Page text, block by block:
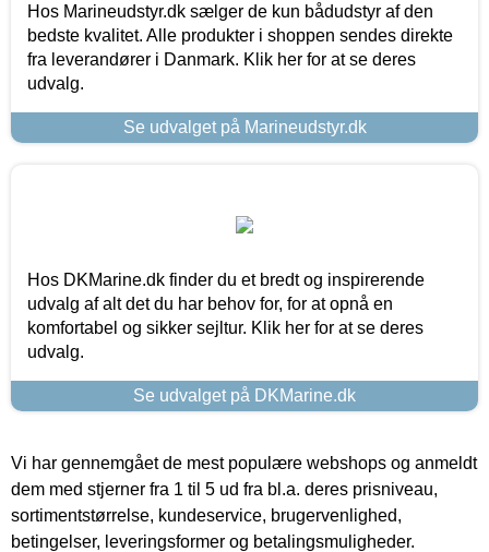
Hos Marineudstyr.dk sælger de kun bådudstyr af den
bedste kvalitet. Alle produkter i shoppen sendes direkte
fra leverandører i Danmark. Klik her for at se deres
udvalg.
Se udvalget på Marineudstyr.dk
Hos DKMarine.dk finder du et bredt og inspirerende
udvalg af alt det du har behov for, for at opnå en
komfortabel og sikker sejltur. Klik her for at se deres
udvalg.
Se udvalget på DKMarine.dk
Vi har gennemgået de mest populære webshops og anmeldt
dem med stjerner fra 1 til 5 ud fra bl.a. deres prisniveau,
sortimentstørrelse, kundeservice, brugervenlighed,
betingelser, leveringsformer og betalingsmuligheder.